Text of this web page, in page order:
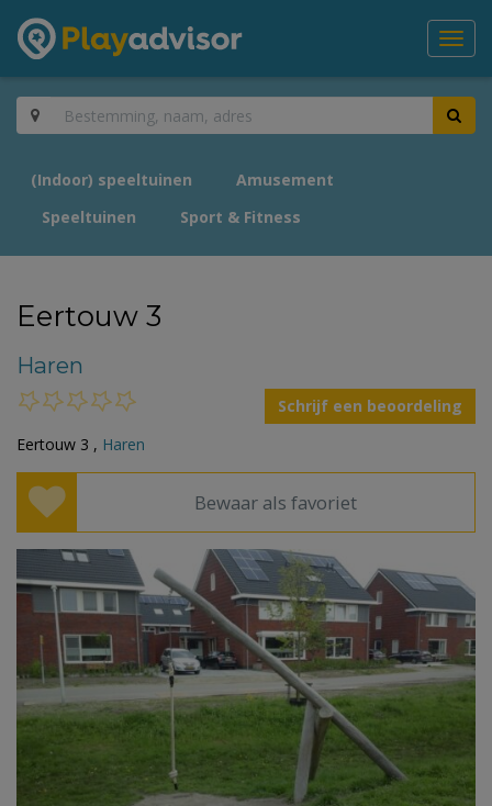
(Indoor) speeltuinen
Amusement
Speeltuinen
Sport & Fitness
Eertouw 3
Haren
Schrijf een beoordeling
Eertouw 3 , Haren
Bewaar als favoriet